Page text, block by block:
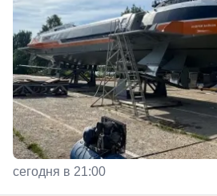
сегодня в 21:00